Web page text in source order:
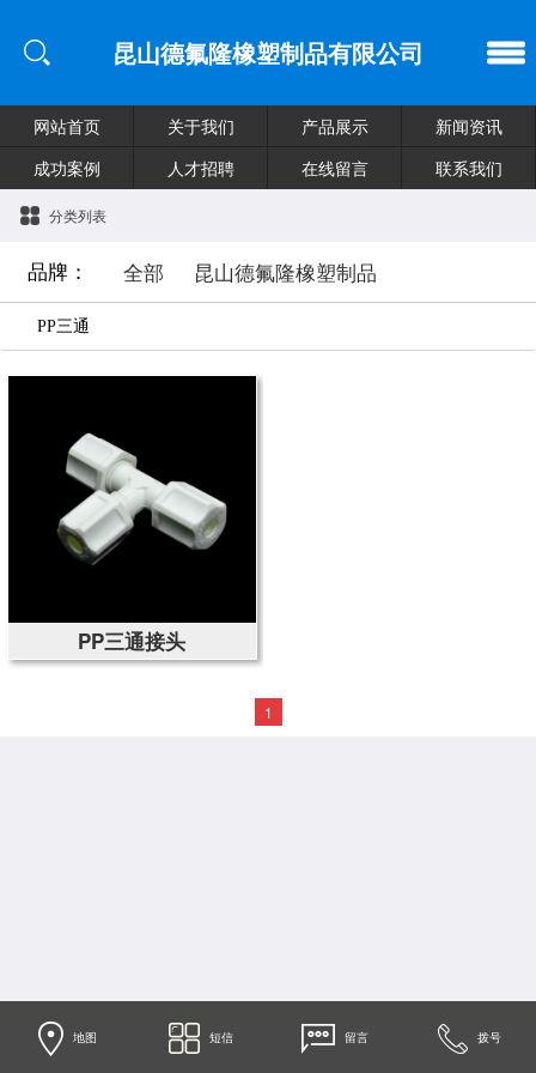
昆山德氟隆橡塑制品有限公司
网站首页 关于我们 产品展示
新闻资讯
成功案例
人才招聘 在线留言 联系我们
分类列表
品牌： 全部 昆山德氟隆橡塑制品
PP三通
PP三通接头
1
地图 短信 留言 拨号